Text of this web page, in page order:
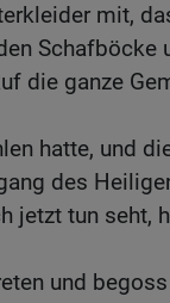
mit,
Schafböcke
die ganze
hatte, und
des
jetzt tun seht,
und